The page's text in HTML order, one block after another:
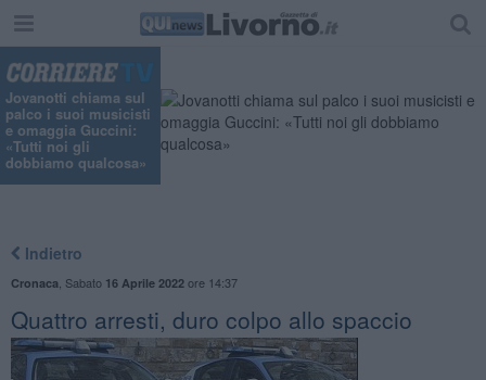
Jovanotti chiama sul
palco i suoi musicisti
e omaggia Guccini:
«Tutti noi gli
dobbiamo qualcosa»
Indietro
Cronaca Sabato 16 Aprile 2022ore 14:37
Quattro arresti, duro colpo allo spaccio